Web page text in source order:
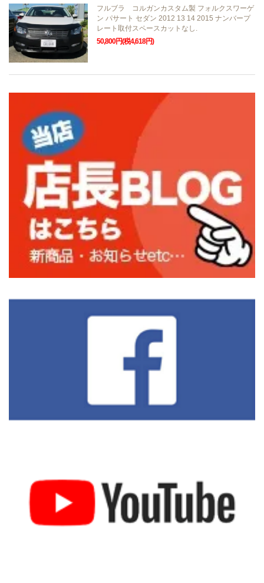
フルブラ コルガンカスタム製 フォルクスワーゲ
ン パサート セダン 2012 13 14 2015 ナンバープ
レート取付スペースカットなし.
50,800円(税4,618円)